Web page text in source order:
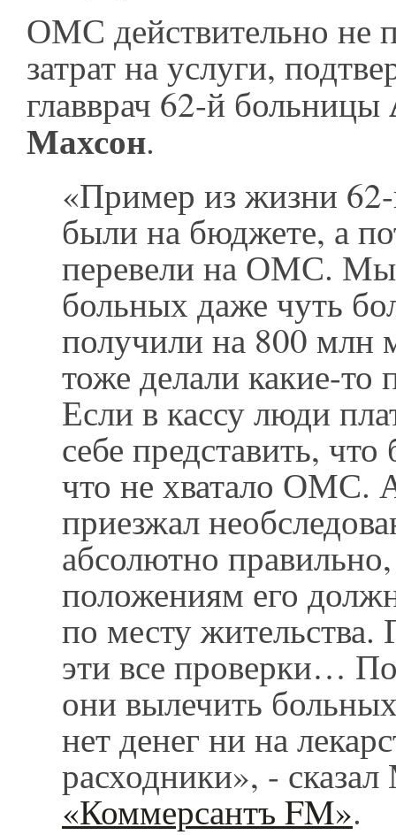
ОМС действительно не
затрат на услуги,
главврач 62-й больницы
Махсон.
«Пример из жизни
были на бюджете, а
перевели на ОМС. Мы
больных даже чуть
получили на 800 млн
тоже делали какие-то
Если в кассу люди
себе представить, что
что не хватало ОМС.
приезжал
абсолютно
положениям его
по месту жительства.
эти все проверки…
они вылечить
нет денег ни на
расходники», -
«Коммерсантъ FM».